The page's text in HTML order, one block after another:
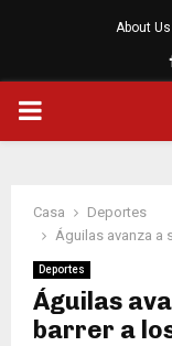
About Us
MENÚ
Casa
Deportes
Águilas avanza a
Deportes
Águilas
barrer a